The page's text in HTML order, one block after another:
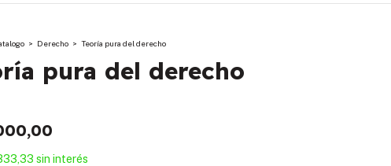
> Derecho > Teoría pura del derecho
pura del derecho
sin interés